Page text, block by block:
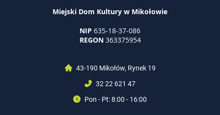
Miejski Dom Kultury w Mikołowie
NIP 635-18-37-086
REGON363375954
43-190 Mikołów, Rynek 19
32 22 621 47
Pon - Pt: 8:00 - 16:00